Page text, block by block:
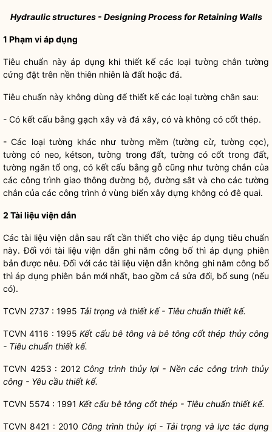
Hydraulic structures - Designing Process for Retaining Walls
1 Phạm vi áp dụng
Tiêu chuẩn này áp dụng khi thiết kế các loại tường chắn tường
cứng đặt trên nền thiên nhiên là đất hoặc đá.
Tiêu chuẩn này không dùng để thiết kế các loại tường chắn sau:
- Có kết cấu bằng gạch xây và đá xây, có và không có cốt thép.
- Các loại tường khác như tường mềm (tường cừ, tường cọc),
tường có neo, kétson, tường trong đất, tường có cốt trong đất,
tường ngăn tổ ong, có kết cấu bằng gỗ cũng như tường chắn của
các công trình giao thông đường bộ, đường sắt và cho các tường
chắn của các công trình ở vùng biển xây dựng không có đê quai.
2 Tài liệu viện dẫn
Các tài liệu viện dẫn sau rất cần thiết cho việc áp dụng tiêu chuẩn
này. Đối với tài liệu viện dẫn ghi năm công bố thì áp dụng phiên
bản được nêu. Đối với các tài liệu viện dẫn không ghi năm công bố
thì áp dụng phiên bản mới nhất, bao gồm cả sửa đổi, bổ sung (nếu
có).
TCVN 2737 : 1995 Tải trọng và thiết kế - Tiêu chuẩn thiết kế.
TCVN 4116 : 1995 Kết cấu bê tông và bê tông cốt thép thủy công
- Tiêu chuẩn thiết kế.
TCVN 4253 : 2012 Công trình thủy lợi - Nền các công trình thủy
công - Yêu cầu thiết kế.
TCVN 5574 : 1991 Kết cấu bê tông cốt thép - Tiêu chuẩn thiết kế.
TCVN 8421 : 2010 Công trình thủy lợi - Tải trọng và lực tác dụng